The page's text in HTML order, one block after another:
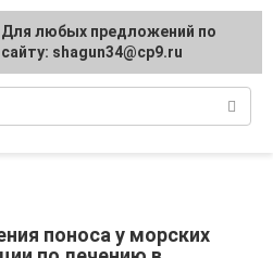
поноса у морских
Для любых предложений по
сайту: shagun34@cp9.ru